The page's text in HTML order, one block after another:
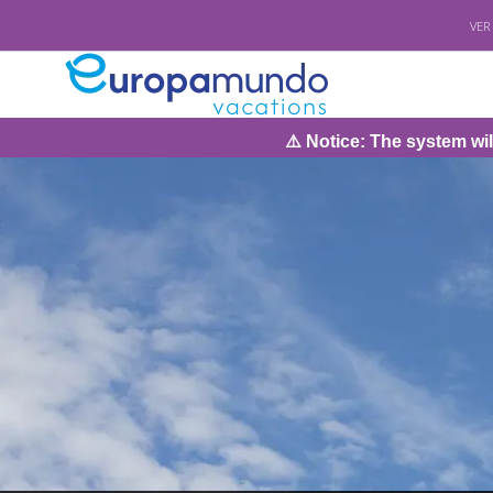
⚠️ Notice: The system will be under